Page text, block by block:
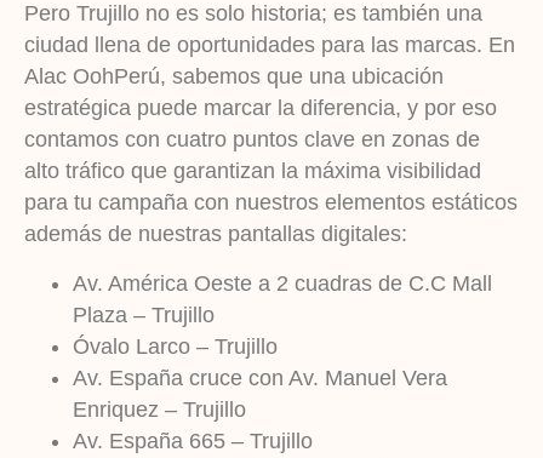
Pero Trujillo no es solo historia; es también una
ciudad llena de oportunidades para las marcas. En
Alac OohPerú, sabemos que una ubicación
estratégica puede marcar la diferencia, y por eso
contamos con cuatro puntos clave en zonas de
alto tráfico que garantizan la máxima visibilidad
para tu campaña con nuestros elementos estáticos
además de nuestras pantallas digitales:
Av. América Oeste a 2 cuadras de C.C Mall
Plaza – Trujillo
Óvalo Larco – Trujillo
Av. España cruce con Av. Manuel Vera
Enriquez – Trujillo
Av. España 665 – Trujillo